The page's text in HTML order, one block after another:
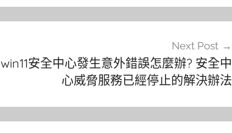
Next Post
win11安全中心發生意外錯誤怎麼辦? 安全中
心威脅服務已經停止的解決辦法